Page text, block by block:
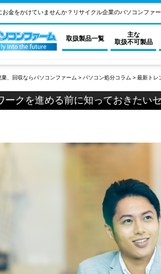
金をかけていませんか？リサイクル企業のパソコンファ
取扱製品一覧
主な
取扱不可製品
、回収ならパソコンファーム > パソコン処分コラム > 最新トレ
ークを進める前に知っておきたい